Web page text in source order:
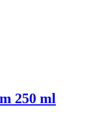
250 ml